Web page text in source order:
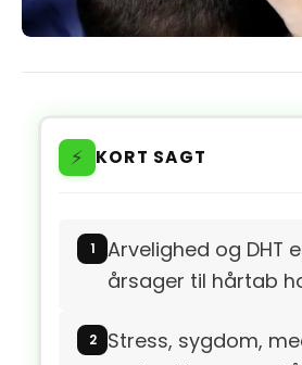
⚡ KORT SAGT
Arvelighed og DHT
årsager til hårtab
Stress, sygdom,